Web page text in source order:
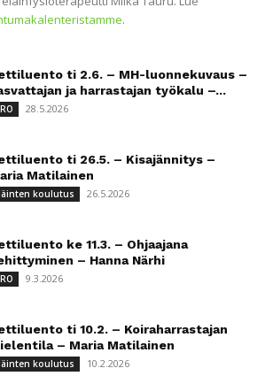
.
ti 2.6. – MH-luonnekuvaus –
ja harrastajan työkalu –...
28.5.2026
ti 26.5. – Kisajännitys –
Matilainen
koulutus 26.5.2026
ke 11.3. – Ohjaajana
– Hanna Närhi
9.3.2026
ti 10.2. – Koiraharrastajan
– Maria Matilainen
koulutus 10.2.2026